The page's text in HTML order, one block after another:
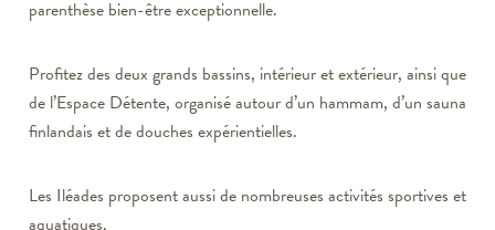
parenthèse bien-être exceptionnelle.
Profitez des deux grands bassins, intérieur et extérieur, ainsi que
de l’Espace Détente, organisé autour d’un hammam, d’un sauna
finlandais et de douches expérientielles.
Les Iléades proposent aussi de nombreuses activités sportives et